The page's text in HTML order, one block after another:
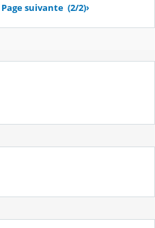
Page suivante (2/2)›